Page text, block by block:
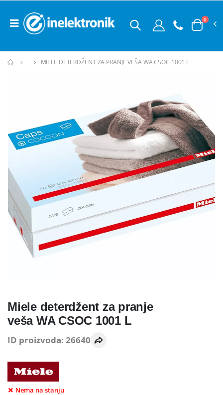
0
MIELE DETERDŽENT ZA PRANJE VEŠA WA CSOC 1001 L
Miele deterdžent za pranje
veša WA CSOC 1001 L
ID proizvoda: 26640
Nema na stanju